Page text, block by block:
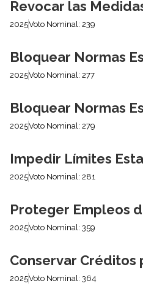
Revocar las
2025Voto Nominal: 239
Bloquear Normas
2025Voto Nominal: 277
Bloquear Normas
2025Voto Nominal: 279
Impedir Límites
2025Voto Nominal: 281
Proteger Empleos
2025Voto Nominal: 359
Conservar Créditos
2025Voto Nominal: 364